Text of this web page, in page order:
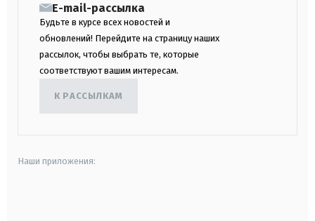
E-mail-рассылка
Будьте в курсе всех новостей и
обновлений! Перейдите на страницу наших
рассылок, чтобы выбрать те, которые
соответствуют вашим интересам.
К РАССЫЛКАМ
Наши приложения: